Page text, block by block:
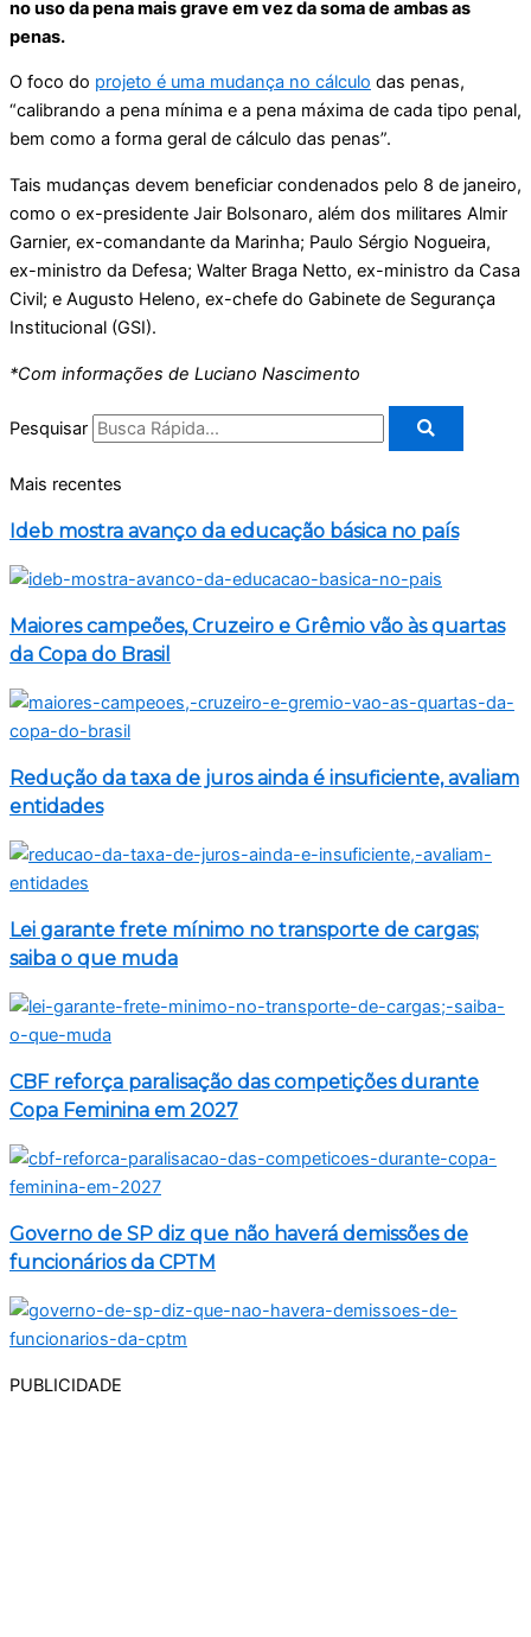
no uso da pena mais grave em vez da soma de ambas as
penas.
O foco do projeto é uma mudança no cálculo das penas,
“calibrando a pena mínima e a pena máxima de cada tipo penal,
bem como a forma geral de cálculo das penas”.
Tais mudanças devem beneficiar condenados pelo 8 de janeiro,
como o ex-presidente Jair Bolsonaro, além dos militares Almir
Garnier, ex-comandante da Marinha; Paulo Sérgio Nogueira,
ex-ministro da Defesa; Walter Braga Netto, ex-ministro da Casa
Civil; e Augusto Heleno, ex-chefe do Gabinete de Segurança
Institucional (GSI).
*Com informações de Luciano Nascimento
Pesquisar
Mais recentes
Ideb mostra avanço da educação básica no país
Maiores campeões, Cruzeiro e Grêmio vão às quartas
da Copa do Brasil
Redução da taxa de juros ainda é insuficiente, avaliam
entidades
Lei garante frete mínimo no transporte de cargas;
saiba o que muda
CBF reforça paralisação das competições durante
Copa Feminina em 2027
Governo de SP diz que não haverá demissões de
funcionários da CPTM
PUBLICIDADE